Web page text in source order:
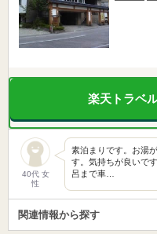
楽天トラベ
40代 女
性
素泊まりです。お湯
す。気持ちが良いで
呂まで車…
関連情報から探す